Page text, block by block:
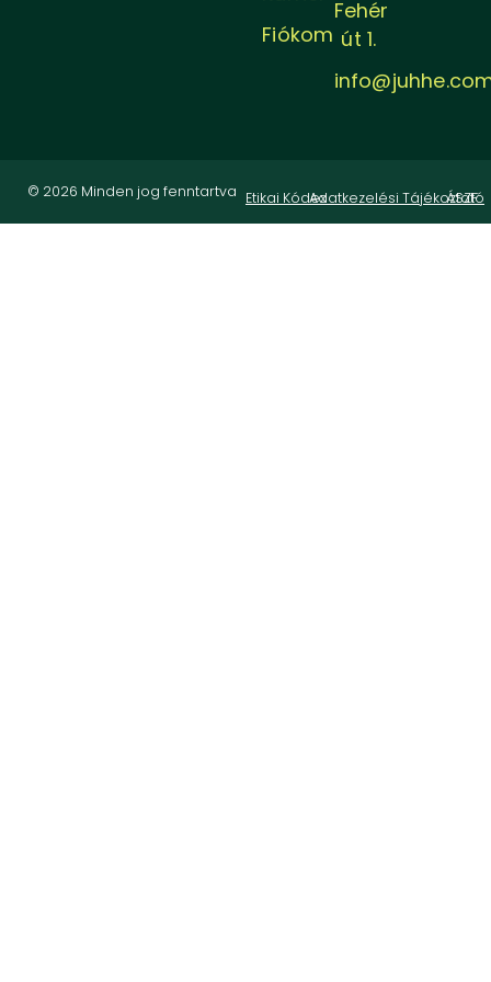
Fiókom
Fehér
út 1.
© 2026 Minden jog fenntartva Etikai KódexAdatkezelési Tájékoztató
ÁSZF